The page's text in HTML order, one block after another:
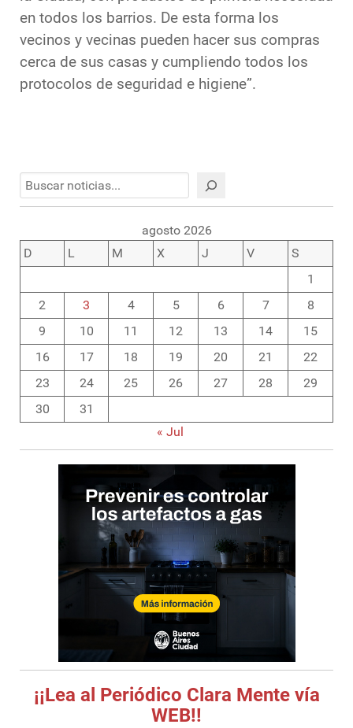
en todos los barrios. De esta forma los
vecinos y vecinas pueden hacer sus compras
cerca de sus casas y cumpliendo todos los
protocolos de seguridad e higiene”.
Buscar
agosto 2026
D
L M X J V
S
1
2
3 4 5 6 7
8
9
10 11 12 13 14
15
16
17 18 19 20 21
22
23
24 25 26 27 28
29
30
31
« Jul
¡¡Lea al Periódico Clara Mente vía
WEB!!